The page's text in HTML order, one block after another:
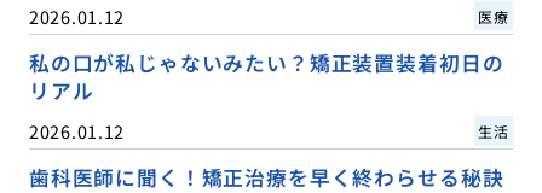
2026.01.12 医療
私の口が私じゃないみたい？矯正装置装着初日の
リアル
2026.01.12 生活
歯科医師に聞く！矯正治療を早く終わらせる秘訣